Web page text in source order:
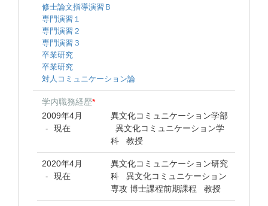
修士論文指導演習Ｂ
専門演習１
専門演習２
専門演習３
卒業研究
卒業研究
対人コミュニケーション論
学内職務経歴*
2009年4月
- 現在
異文化コミュニケーション学部
異文化コミュニケーション学
科 教授
2020年4月
- 現在
異文化コミュニケーション研究
科 異文化コミュニケーション
専攻 博士課程前期課程 教授